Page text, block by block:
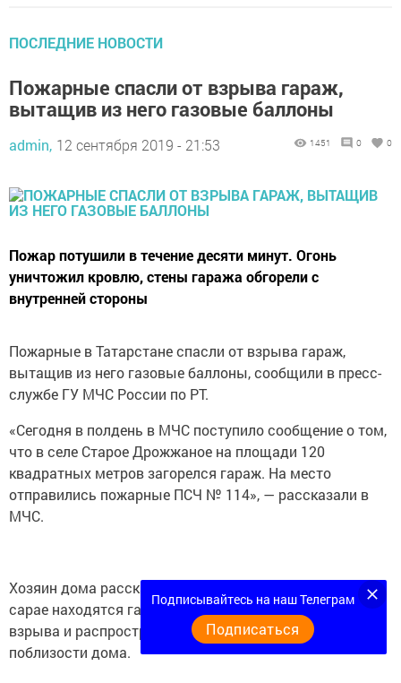
ПОСЛЕДНИЕ НОВОСТИ
Пожарные спасли от взрыва гараж,
вытащив из него газовые баллоны
admin, 12 сентября 2019 - 21:53 1451 0 0
Пожар потушили в течение десяти минут. Огонь
уничтожил кровлю, стены гаража обгорели с
внутренней стороны
Пожарные в Татарстане спасли от взрыва гараж,
вытащив из него газовые баллоны, сообщили в пресс-
службе ГУ МЧС России по РТ.
«Сегодня в полдень в МЧС поступило сообщение о том,
что в селе Старое Дрожжаное на площади 120
квадратных метров загорелся гараж. На место
отправились пожарные ПСЧ № 114», — рассказали в
МЧС.
Хозяин дома рассказал огнеборцам, что в горящем
сарае находятся газовые баллоны. Создалась угроза
взрыва и распространения огня на стоящие
поблизости дома.
Подписывайтесь на наш Телеграм
Подписаться